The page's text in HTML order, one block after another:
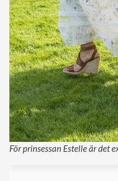
För prinsessan Estelle är det